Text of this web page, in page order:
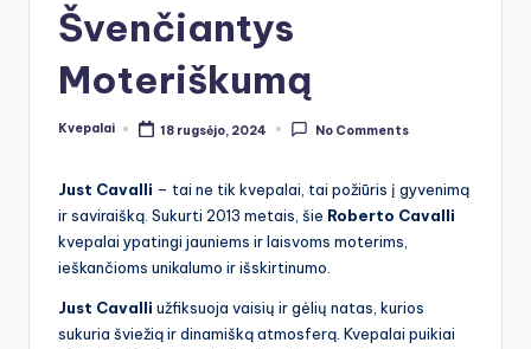
Švenčiantys
Moteriškumą
Posted
Kvepalai 18 rugsėjo, 2024 No Comments
Just Cavalli – tai ne tik kvepalai, tai požiūris į gyvenimą
ir saviraišką. Sukurti 2013 metais, šie Roberto Cavalli
kvepalai ypatingi jauniems ir laisvoms moterims,
ieškančioms unikalumo ir išskirtinumo.
Just Cavalli užfiksuoja vaisių ir gėlių natas, kurios
sukuria šviežią ir dinamišką atmosferą. Kvepalai puikiai